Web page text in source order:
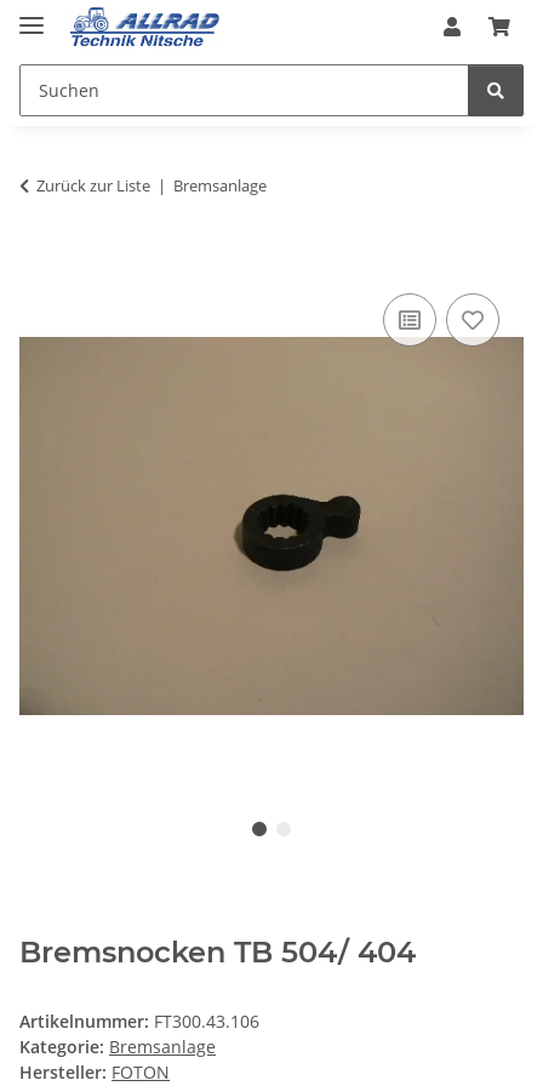
Zurück zur Liste Bremsanlage
Bremsnocken TB 504/ 404
Artikelnummer: FT300.43.106
Kategorie: Bremsanlage
Hersteller: FOTON